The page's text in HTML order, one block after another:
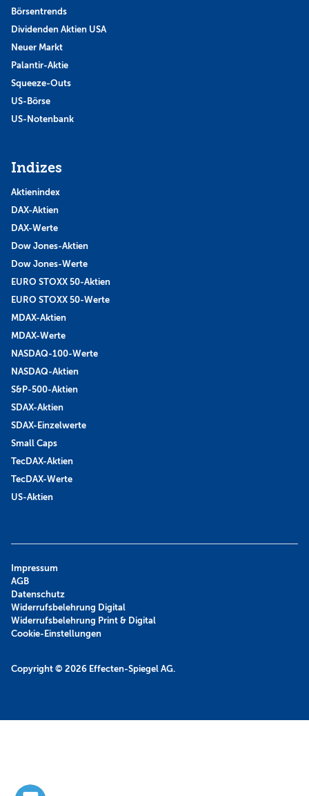
Börsentrends
Dividenden Aktien USA
Neuer Markt
Palantir-Aktie
Squeeze-Outs
US-Börse
US-Notenbank
Indizes
Aktienindex
DAX-Aktien
DAX-Werte
Dow Jones-Aktien
Dow Jones-Werte
EURO STOXX 50-Aktien
EURO STOXX 50-Werte
MDAX-Aktien
MDAX-Werte
NASDAQ-100-Werte
NASDAQ-Aktien
S&P-500-Aktien
SDAX-Aktien
SDAX-Einzelwerte
Small Caps
TecDAX-Aktien
TecDAX-Werte
US-Aktien
Copyright © 2026 Effecten-Spiegel AG.
Impressum
AGB
Datenschutz
Widerrufsbelehrung Digital
Widerrufsbelehrung Print & Digital
Cookie-Einstellungen